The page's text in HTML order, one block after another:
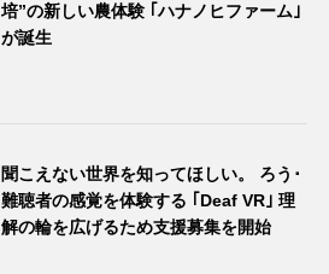
培”の新しい農体験 ｢ハナノヒファーム｣
が誕生
聞こえない世界を知ってほしい。 ろう･
難聴者の感覚を体験する ｢Deaf VR｣ 理
解の輪を広げるため支援募集を開始